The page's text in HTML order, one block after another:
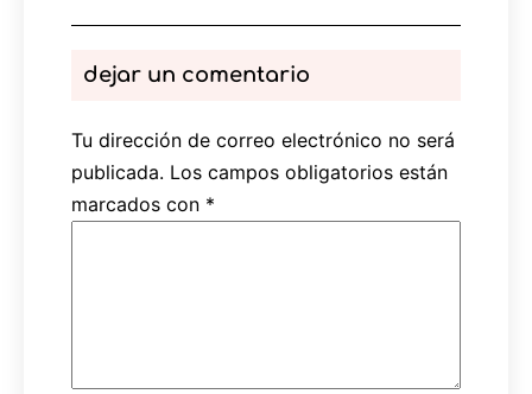
dejar un comentario
Tu dirección de correo electrónico no será
publicada. Los campos obligatorios están
marcados con *